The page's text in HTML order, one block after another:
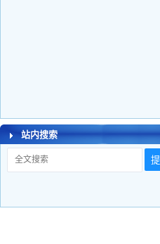
站内搜索